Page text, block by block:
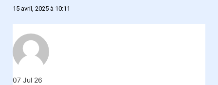
15 avril, 2025 à 10:11
07 Jul 26